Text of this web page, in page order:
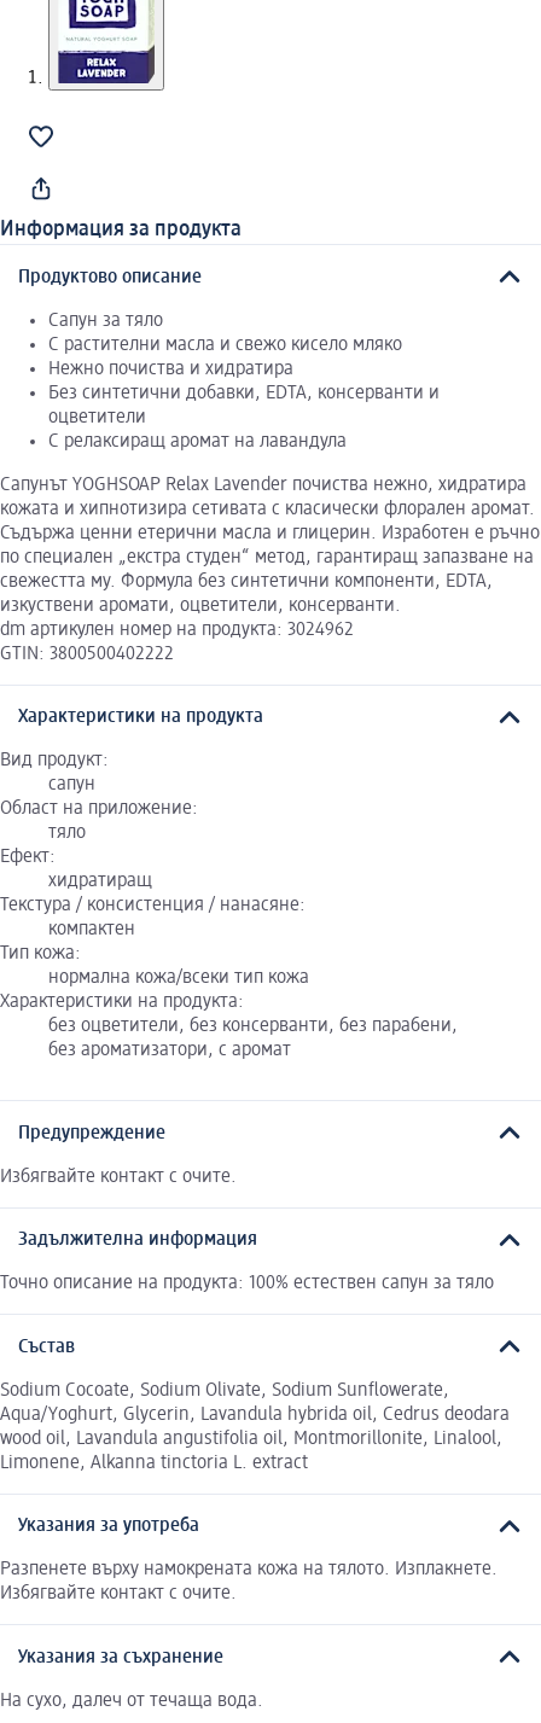
Информация за продукта
Продуктово описание
Сапун за тяло
С растителни масла и свежо кисело мляко
Нежно почиства и хидратира
Без синтетични добавки, EDTA, консерванти и
оцветители
С релаксиращ аромат на лавандула
Сапунът YOGHSOAP Relax Lavender почиства нежно, хидратира
кожата и хипнотизира сетивата с класически флорален аромат.
Съдържа ценни етерични масла и глицерин. Изработен е ръчно
по специален „екстра студен“ метод, гарантиращ запазване на
свежестта му. Формула без синтетични компоненти, EDTA,
изкуствени аромати, оцветители, консерванти.
dm артикулен номер на продукта: 3024962
GTIN: 3800500402222
Характеристики на продукта
Вид продукт:
сапун
Област на приложение:
тяло
Ефект:
хидратиращ
Текстура / консистенция / нанасяне:
компактен
Тип кожа:
нормална кожа/всеки тип кожа
Характеристики на продукта:
без оцветители, без консерванти, без парабени,
без ароматизатори, с аромат
Предупреждение
Избягвайте контакт с очите.
Задължителна информация
Точно описание на продукта: 100% естествен сапун за тяло
Състав
Sodium Cocoate, Sodium Olivate, Sodium Sunflowerate,
Aqua/Yoghurt, Glycerin, Lavandula hybrida oil, Cedrus deodara
wood oil, Lavandula angustifolia oil, Montmorillonite, Linalool,
Limonene, Alkanna tinctoria L. extract
Указания за употреба
Разпенете върху намокрената кожа на тялото. Изплакнете.
Избягвайте контакт с очите.
Указания за съхранение
На сухо, далеч от течаща вода.